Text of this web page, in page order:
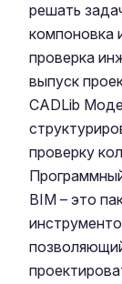
решать
компоновка
проверка
выпуск
CADLib
проверку
BIM – это